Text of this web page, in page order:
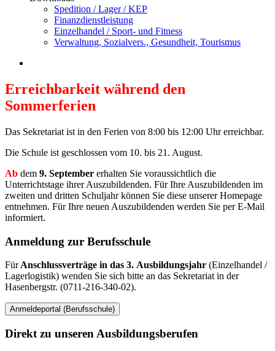
Spedition / Lager / KEP
Finanzdienstleistung
Einzelhandel / Sport- und Fitness
Verwaltung, Sozialvers., Gesundheit, Tourismus
Erreichbarkeit während den
Sommerferien
Das Sekretariat ist in den Ferien von 8:00 bis 12:00 Uhr erreichbar.
Die Schule ist geschlossen vom 10. bis 21. August.
Ab dem 9. September erhalten Sie voraussichtlich die
Unterrichtstage ihrer Auszubildenden. Für Ihre Auszubildenden im
zweiten und dritten Schuljahr können Sie diese unserer Homepage
entnehmen. Für Ihre neuen Auszubildenden werden Sie per E-Mail
informiert.
Anmeldung zur Berufsschule
FürAnschlussverträge in das 3. Ausbildungsjahr (Einzelhandel /
Lagerlogistik) wenden Sie sich bitte an das Sekretariat in der
Hasenbergstr. (0711-216-340-02).
Anmeldeportal (Berufsschule)
Direkt zu unseren Ausbildungsberufen